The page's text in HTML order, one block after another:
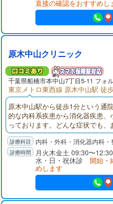
直接の確認をおすすめし
原木中山クリニック
千葉県船橋市本中山7丁目5-11 フォ
東京メトロ東西線 原木中山駅 徒
原木中山駅から徒歩1分という通
的な内科系疾患から消化器疾患
っております。どんな症状でも
もお気軽にご相談をいただけま
内科・外科・消化器内科
月火木金土 09:30〜
水・日・祝休診 開始・
めします